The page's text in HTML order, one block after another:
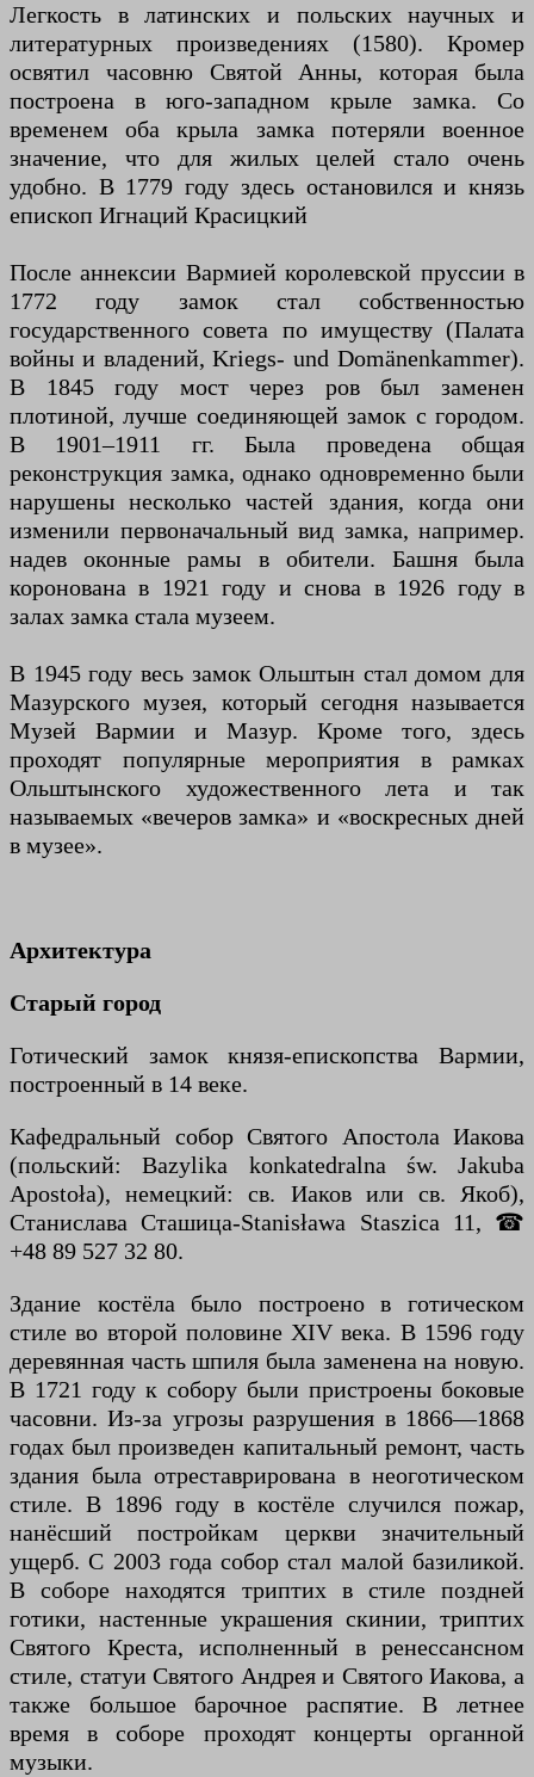
Легкость в латинских и польских научных и
литературных произведениях (1580). Кромер
освятил часовню Святой Анны, которая была
построена в юго-западном крыле замка. Со
временем оба крыла замка потеряли военное
значение, что для жилых целей стало очень
удобно. В 1779 году здесь остановился и князь
епископ Игнаций Красицкий
После аннексии Вармией королевской пруссии в
1772 году замок стал собственностью
государственного совета по имуществу (Палата
войны и владений, Kriegs- und Domänenkammer).
В 1845 году мост через ров был заменен
плотиной, лучше соединяющей замок с городом.
В 1901–1911 гг. Была проведена общая
реконструкция замка, однако одновременно были
нарушены несколько частей здания, когда они
изменили первоначальный вид замка, например.
надев оконные рамы в обители. Башня была
коронована в 1921 году и снова в 1926 году в
залах замка стала музеем.
В 1945 году весь замок Ольштын стал домом для
Мазурского музея, который сегодня называется
Музей Вармии и Мазур. Кроме того, здесь
проходят популярные мероприятия в рамках
Ольштынского художественного лета и так
называемых «вечеров замка» и «воскресных дней
в музее».
Архитектура
Старый город
Готический замок князя-епископства Вармии,
построенный в 14 веке.
Кафедральный собор Святого Апостола Иакова
(польский: Bazylika konkatedralna św. Jakuba
Apostoła), немецкий: св. Иаков или св. Якоб),
Станислава Сташица-Stanisława Staszica 11, ☎
+48 89 527 32 80.
Здание костёла было построено в готическом
стиле во второй половине XIV века. В 1596 году
деревянная часть шпиля была заменена на новую.
В 1721 году к собору были пристроены боковые
часовни. Из-за угрозы разрушения в 1866—1868
годах был произведен капитальный ремонт, часть
здания была отреставрирована в неоготическом
стиле. В 1896 году в костёле случился пожар,
нанёсший постройкам церкви значительный
ущерб. С 2003 года собор стал малой базиликой.
В соборе находятся триптих в стиле поздней
готики, настенные украшения скинии, триптих
Святого Креста, исполненный в ренессансном
стиле, статуи Святого Андрея и Святого Иакова, а
также большое барочное распятие. В летнее
время в соборе проходят концерты органной
музыки.